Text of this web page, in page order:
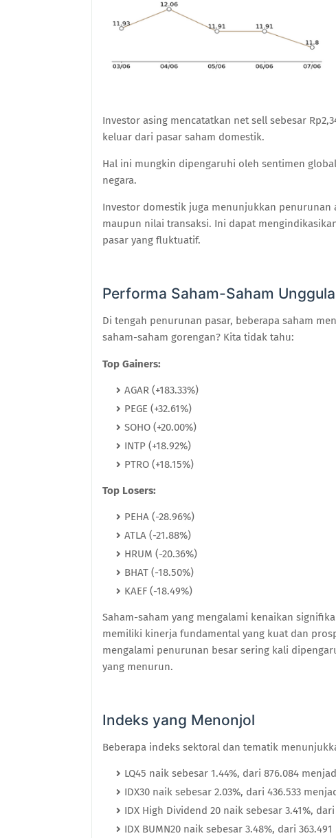
Investor asing mencatatkan net sell sebesar
keluar dari pasar saham domestik.
Hal ini mungkin dipengaruhi oleh sentimen
negara.
Investor domestik juga menunjukkan
maupun nilai transaksi. Ini dapat
pasar yang fluktuatif.
Performa Saham-Saham
Di tengah penurunan pasar, beberapa saham
saham-saham gorengan? Kita tidak tahu:
Top Gainers:
AGAR (+183.33%)
PEGE (+32.61%)
SOHO (+20.00%)
INTP (+18.92%)
PTRO (+18.15%)
Top Losers:
PEHA (-28.96%)
ATLA (-21.88%)
HRUM (-20.36%)
BHAT (-18.50%)
KAEF (-18.49%)
Saham-saham yang mengalami kenaikan
memiliki kinerja fundamental yang kuat dan
mengalami penurunan besar sering kali
yang menurun.
Indeks yang Menonjol
Beberapa indeks sektoral dan tematik
LQ45 naik sebesar 1.44%, dari 876.084
IDX30 naik sebesar 2.03%, dari 436.533
IDX High Dividend 20 naik sebesar 3.41%,
IDX BUMN20 naik sebesar 3.48%, dari 363.491